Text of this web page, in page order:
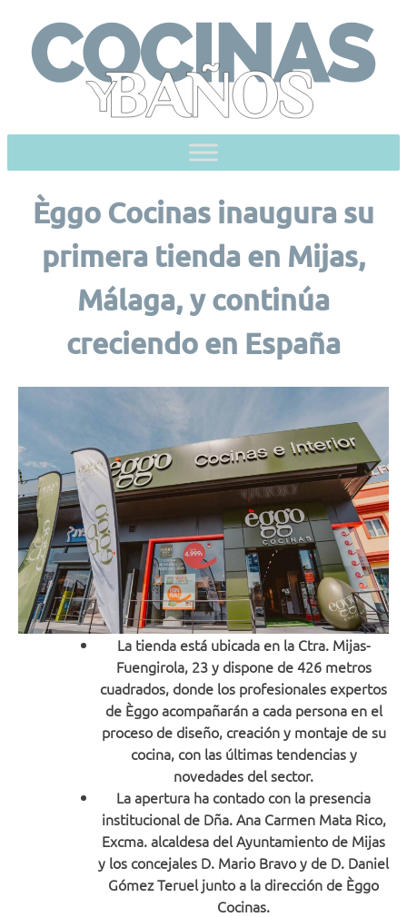
content
Èggo Cocinas inaugura su
primera tienda en Mijas,
Málaga, y continúa
creciendo en España
La tienda está ubicada en la Ctra. Mijas-
Fuengirola, 23 y dispone de 426 metros
cuadrados, donde los profesionales expertos
de Èggo acompañarán a cada persona en el
proceso de diseño, creación y montaje de su
cocina, con las últimas tendencias y
novedades del sector.
La apertura ha contado con la presencia
institucional de Dña. Ana Carmen Mata Rico,
Excma. alcaldesa del Ayuntamiento de Mijas
y los concejales D. Mario Bravo y de D. Daniel
Gómez Teruel junto a la dirección de Èggo
Cocinas.